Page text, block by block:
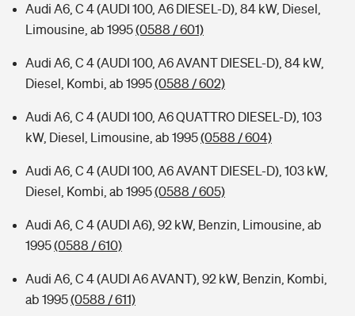
Audi A6, C 4 (AUDI 100, A6 DIESEL-D), 84 kW, Diesel,
Limousine, ab 1995(0588 / 601)
Audi A6, C 4 (AUDI 100, A6 AVANT DIESEL-D), 84 kW,
Diesel, Kombi, ab 1995(0588 / 602)
Audi A6, C 4 (AUDI 100, A6 QUATTRO DIESEL-D), 103
kW, Diesel, Limousine, ab 1995(0588 / 604)
Audi A6, C 4 (AUDI 100, A6 AVANT DIESEL-D), 103 kW,
Diesel, Kombi, ab 1995(0588 / 605)
Audi A6, C 4 (AUDI A6), 92 kW, Benzin, Limousine, ab
1995(0588 / 610)
Audi A6, C 4 (AUDI A6 AVANT), 92 kW, Benzin, Kombi,
ab 1995(0588 / 611)